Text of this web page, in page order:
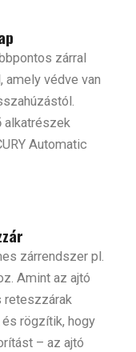
zárral
védve van
alkatrészek
Automatic
zárrendszer pl.
Amint az ajtó
reteszzárak
rögzítik, hogy
– az ajtó